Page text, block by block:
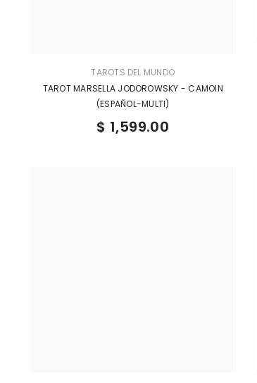
TAROTS DEL MUNDO
TAROT MARSELLA JODOROWSKY - CAMOIN
(ESPAÑOL-MULTI)
$ 1,599.00